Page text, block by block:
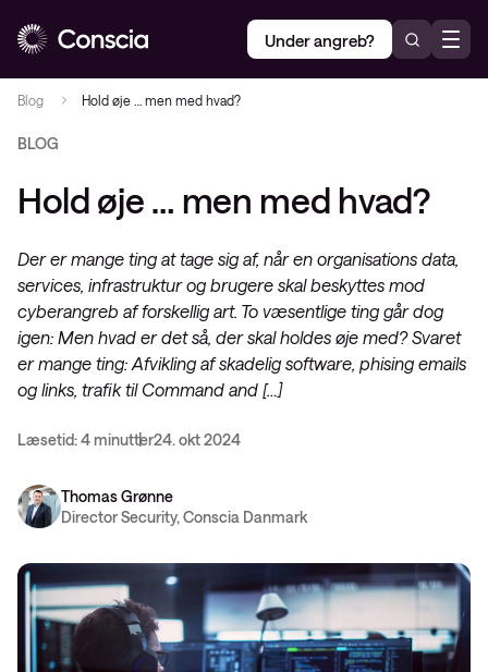
Under angreb?
Blog Hold øje … men med hvad?
BLOG
Hold øje … men med hvad?
Der er mange ting at tage sig af, når en organisations data,
services, infrastruktur og brugere skal beskyttes mod
cyberangreb af forskellig art. To væsentlige ting går dog
igen: Men hvad er det så, der skal holdes øje med? Svaret
er mange ting: Afvikling af skadelig software, phising emails
og links, trafik til Command and […]
Læsetid: 4 minutter24. okt 2024
Thomas Grønne
Director Security, Conscia Danmark